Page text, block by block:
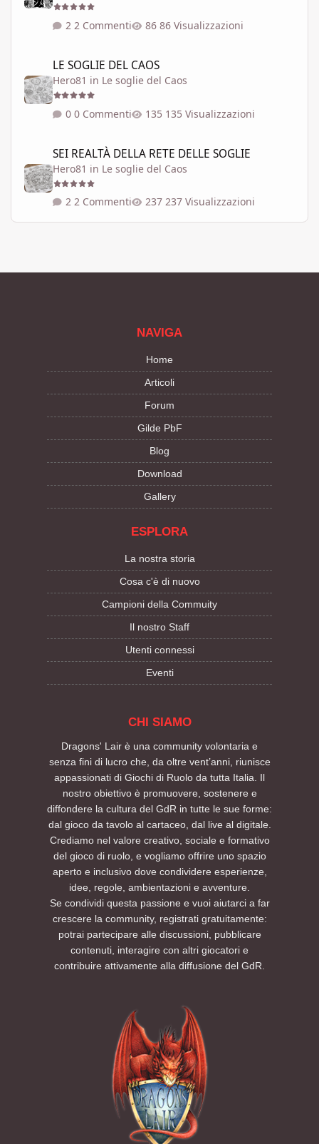
2 Commenti 86 Visualizzazioni
LE SOGLIE DEL CAOS
Hero81 in Le soglie del Caos
0 Commenti 135 Visualizzazioni
SEI REALTÀ DELLA RETE DELLE SOGLIE
Hero81 in Le soglie del Caos
2 Commenti 237 Visualizzazioni
NAVIGA
Home
Articoli
Forum
Gilde PbF
Blog
Download
Gallery
ESPLORA
La nostra storia
Cosa c'è di nuovo
Campioni della Commuity
Il nostro Staff
Utenti connessi
Eventi
CHI SIAMO
Dragons' Lair è una community volontaria e
senza fini di lucro che, da oltre vent’anni, riunisce
appassionati di Giochi di Ruolo da tutta Italia. Il
nostro obiettivo è promuovere, sostenere e
diffondere la cultura del GdR in tutte le sue forme:
dal gioco da tavolo al cartaceo, dal live al digitale.
Crediamo nel valore creativo, sociale e formativo
del gioco di ruolo, e vogliamo offrire uno spazio
aperto e inclusivo dove condividere esperienze,
idee, regole, ambientazioni e avventure.
Se condividi questa passione e vuoi aiutarci a far
crescere la community, registrati gratuitamente:
potrai partecipare alle discussioni, pubblicare
contenuti, interagire con altri giocatori e
contribuire attivamente alla diffusione del GdR.